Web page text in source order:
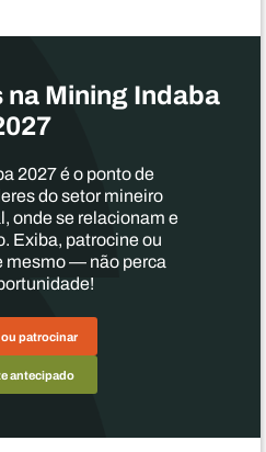
Mining Indaba
2027 é o ponto de
do setor mineiro
onde se relacionam e
Exiba, patrocine ou
mesmo — não perca
patrocinar
antecipado